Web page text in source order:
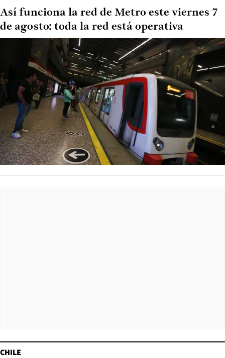
Así funciona la red de Metro este viernes 7
de agosto: toda la red está operativa
CHILE